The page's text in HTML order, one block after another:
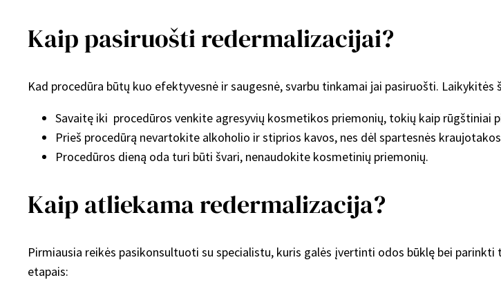
Kaip pasiruošti redermalizacijai?
Kad procedūra būtų kuo efektyvesnė ir saugesnė, svarbu tinkamai jai pasiruošti. Laikykitės
Savaitę iki procedūros venkite agresyvių kosmetikos priemonių, tokių kaip rūgštiniai
Prieš procedūrą nevartokite alkoholio ir stiprios kavos, nes dėl spartesnės
Procedūros dieną oda turi būti švari, nenaudokite kosmetinių priemonių.
Kaip atliekama redermalizacija?
Pirmiausia reikės pasikonsultuoti su specialistu, kuris galės įvertinti odos būklę bei
etapais: